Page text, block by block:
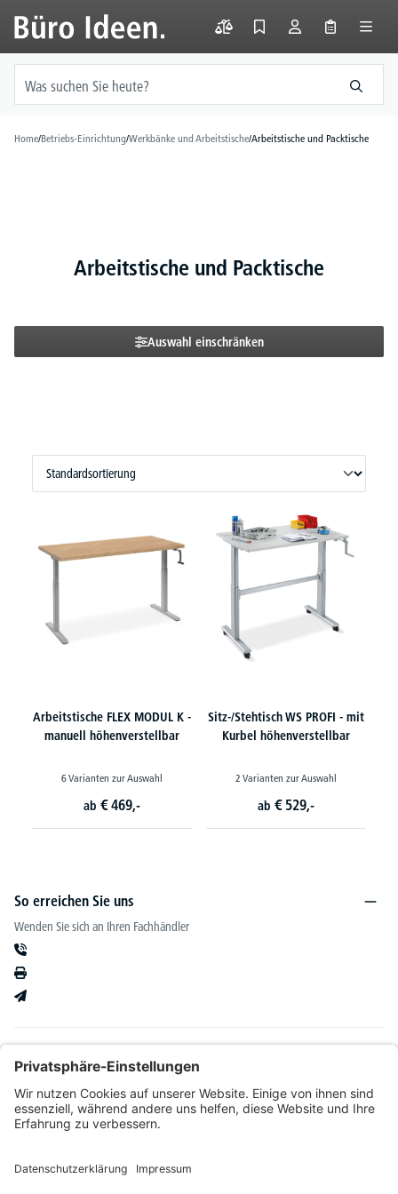
springen
Home/Betriebs-Einrichtung/Werkbänke und Arbeitstische/Arbeitstische und Packtische
Arbeitstische und Packtische
Auswahl einschränken
Arbeitstische FLEX MODUL K -
manuell höhenverstellbar
6 Varianten zur Auswahl
ab € 469,-
Sitz-/Stehtisch WS PROFI - mit
Kurbel höhenverstellbar
2 Varianten zur Auswahl
ab € 529,-
So erreichen Sie uns
Wenden Sie sich an Ihren Fachhändler
Kataloge & mehr
Betriebseinrichtung. Wir behalten uns nach Bonitätsprüfung sowie bei Neukunden die
Wahl der Zahlungsabwicklung vor. Natürlich setzen wir uns mit Ihnen in Verbindung,